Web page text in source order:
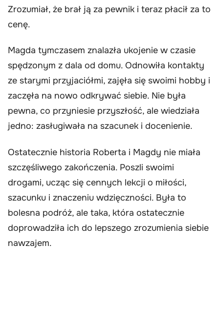
Zrozumiał, że brał ją za pewnik i teraz płacił za to
cenę.
Magda tymczasem znalazła ukojenie w czasie
spędzonym z dala od domu. Odnowiła kontakty
ze starymi przyjaciółmi, zajęła się swoimi hobby i
zaczęła na nowo odkrywać siebie. Nie była
pewna, co przyniesie przyszłość, ale wiedziała
jedno: zasługiwała na szacunek i docenienie.
Ostatecznie historia Roberta i Magdy nie miała
szczęśliwego zakończenia. Poszli swoimi
drogami, ucząc się cennych lekcji o miłości,
szacunku i znaczeniu wdzięczności. Była to
bolesna podróż, ale taka, która ostatecznie
doprowadziła ich do lepszego zrozumienia siebie
nawzajem.